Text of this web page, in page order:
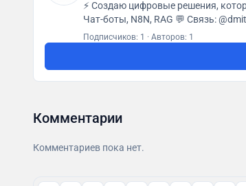
⚡️ Создаю цифровые решения, которые
Чат-боты, N8N, RAG 💬
Подписчиков: 1 · Авторов: 1
Комментарии
Комментариев пока нет.